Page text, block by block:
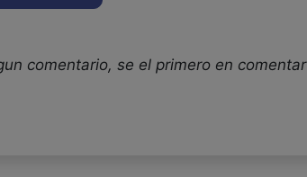
comentario, se el primero en comentar